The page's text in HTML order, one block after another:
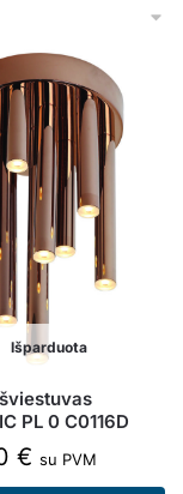
Išparduota
PL 0 C0116D
€ su PVM